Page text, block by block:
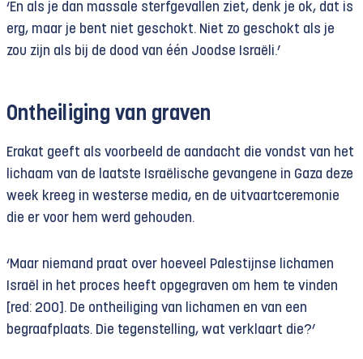
‘En als je dan massale sterfgevallen ziet, denk je ok, dat is
erg, maar je bent niet geschokt. Niet zo geschokt als je
zou zijn als bij de dood van één Joodse Israëli.’
Ontheiliging van graven
Erakat geeft als voorbeeld de aandacht die vondst van het
lichaam van de laatste Israëlische gevangene in Gaza deze
week kreeg in westerse media, en de uitvaartceremonie
die er voor hem werd gehouden.
‘Maar niemand praat over hoeveel Palestijnse lichamen
Israël in het proces heeft opgegraven om hem te vinden
[red: 200]. De ontheiliging van lichamen en van een
begraafplaats. Die tegenstelling, wat verklaart die?’